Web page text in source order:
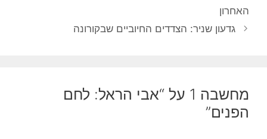
האחרון
גדעון שניר: הצדדים החיוביים שבקורונה
מחשבה 1 על “אבי הראל: לחם
הפנים”